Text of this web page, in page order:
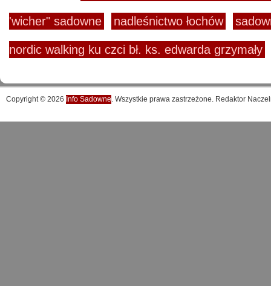
'wicher" sadowne nadleśnictwo łochów
nordic walking ku czci bł. ks. edwarda grzymały
Copyright © 2026 Info Sadowne. Wszystkie prawa zastrzeżone. Redaktor